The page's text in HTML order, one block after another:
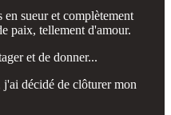
sueur et complètement
paix, tellement d'amour.
et de donner...
j'ai décidé de clôturer mon